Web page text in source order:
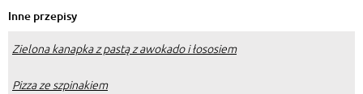
Inne przepisy
Zielona kanapka z pastą z awokado i łososiem
Pizza ze szpinakiem